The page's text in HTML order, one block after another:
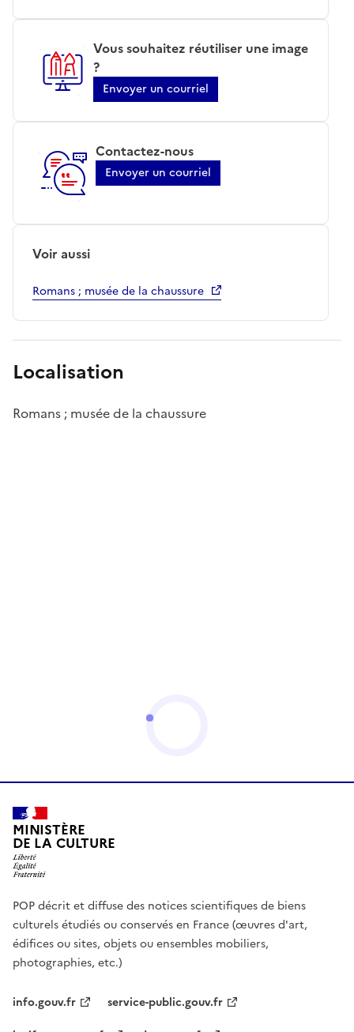
Vous souhaitez réutiliser une image
?
Envoyer un courriel
Contactez-nous
Envoyer un courriel
Voir aussi
Romans ; musée de la chaussure
Localisation
Romans ; musée de la chaussure
MINISTÈRE
DE LA CULTURE
POP décrit et diffuse des notices scientifiques de biens
culturels étudiés ou conservés en France (œuvres d'art,
édifices ou sites, objets ou ensembles mobiliers,
photographies, etc.)
info.gouv.fr
service-public.gouv.fr